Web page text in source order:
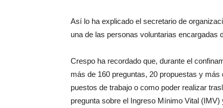
Así lo ha explicado el secretario de
una de las personas voluntarias
Crespo ha recordado que, durante el
más de 160 preguntas, 20 propuestas y
puestos de trabajo o como poder realizar
pregunta sobre el Ingreso Mínimo Vital